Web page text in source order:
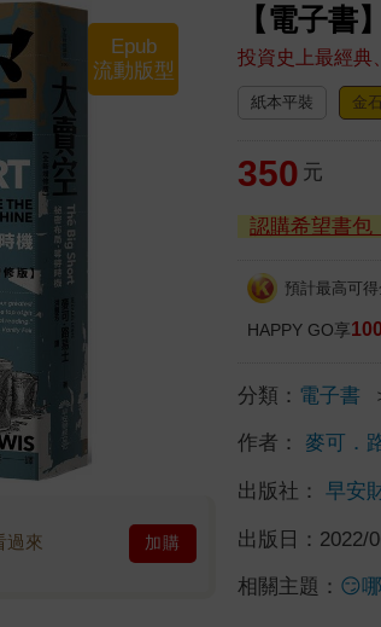
【電子書
投資史上最經典
Epub
流動版型
過來 加購
紙本平裝 金
350 元
認購希望書包
預計最高可
HAPPY GO享
分類： 電子書
作者： 麥可．
出版社： 早安
出版日： 2022/
相關主題： 😏